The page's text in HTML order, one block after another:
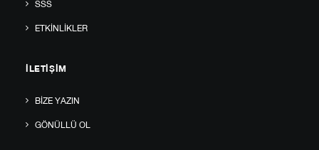
SSS
ETKINLIKLER
İLETIŞIM
BIZE YAZIN
GÖNÜLLÜ OL